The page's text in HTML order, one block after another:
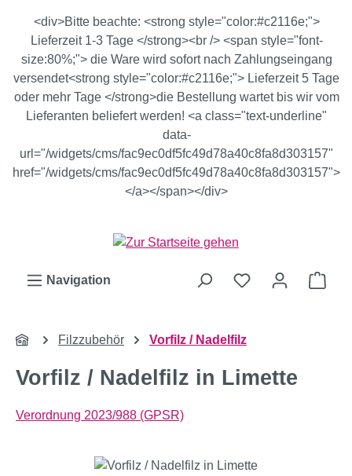
Zum Hauptinhalt springen
<div>Bitte beachte: <strong style="color:#c2116e;">
Lieferzeit 1-3 Tage </strong><br /> <span style="font-
size:80%;"> die Ware wird sofort nach Zahlungseingang
versendet<strong style="color:#c2116e;"> Lieferzeit 5 Tage
oder mehr Tage </strong>die Bestellung wartet bis wir vom
Lieferanten beliefert werden! <a class="text-underline"
data-
url="/widgets/cms/fac9ec0df5fc49d78a40c8fa8d303157"
href="/widgets/cms/fac9ec0df5fc49d78a40c8fa8d303157">
</a></span></div>
Navigation
Filzzubehör Vorfilz / Nadelfilz
Vorfilz / Nadelfilz in Limette
Verordnung 2023/988 (GPSR)
Bildergalerie überspringen